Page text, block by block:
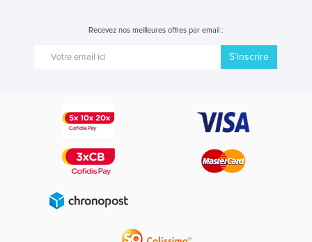
Recevez nos meilleures offres par email :
S’inscrire